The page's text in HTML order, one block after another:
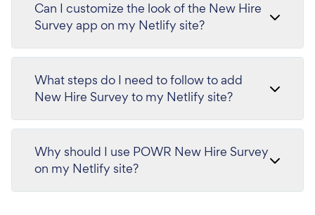
Can I customize the look of the New Hire
Survey app on my Netlify site?
What steps do I need to follow to add
New Hire Survey to my Netlify site?
Why should I use POWR New Hire Survey
on my Netlify site?